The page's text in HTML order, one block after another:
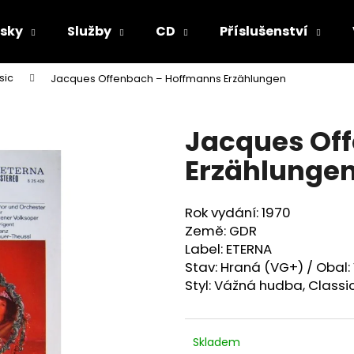
Služby CD Příslušenství
Jacques Offenbach – Hoffmanns Erzählungen
Jacques
Rok vydání: 1970
Země: GDR
Label: ETERNA
Stav: Hraná (VG+) / Obal:
Styl: Vážná hudba,
Skladem
Co potřebujete najít?
HLEDAT